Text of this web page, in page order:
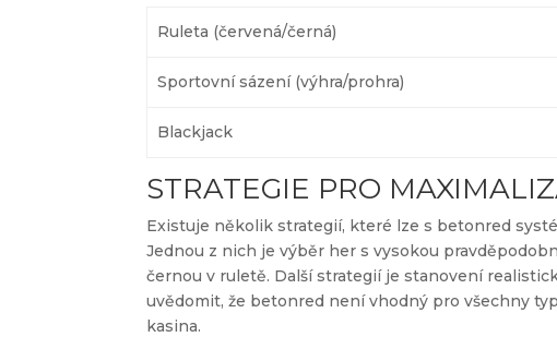
Ruleta (červená/černá)
Sportovní sázení (výhra/prohra)
Blackjack
STRATEGIE PRO
Existuje několik strategií, které lze s betonred
Jednou z nich je výběr her s vysokou
černou v ruletě. Další strategií je stanovení
uvědomit, že betonred není vhodný pro všechny
kasina.